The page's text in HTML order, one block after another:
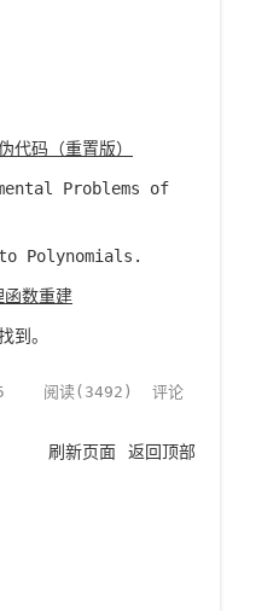
代码（重置版）
Problems of
Polynomials.
函数重建
。
阅读( 3492 ) 评论
刷新页面 返回顶部